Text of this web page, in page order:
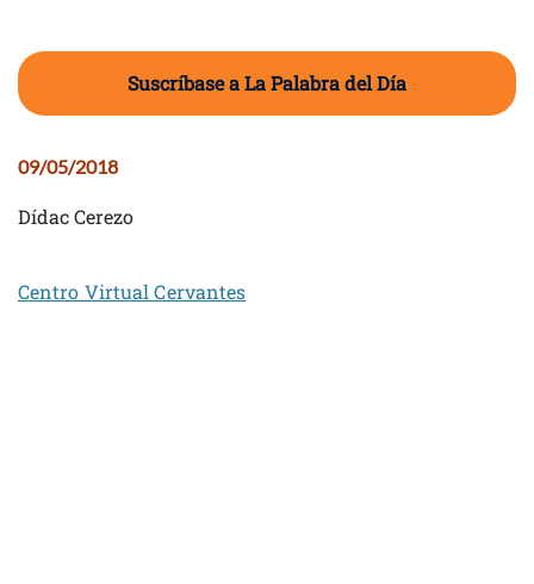
Suscríbase a La Palabra del Día
09/05/2018
Dídac Cerezo
Centro Virtual Cervantes